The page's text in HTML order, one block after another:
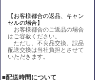
【お客様都合の返品、キャン
セルの場合】
お客様都合のご返品の場合
はご容赦ください。
ただし、不良品交換、誤品
配送交換は当社負担とさせて
いただきます。
■配送時間について